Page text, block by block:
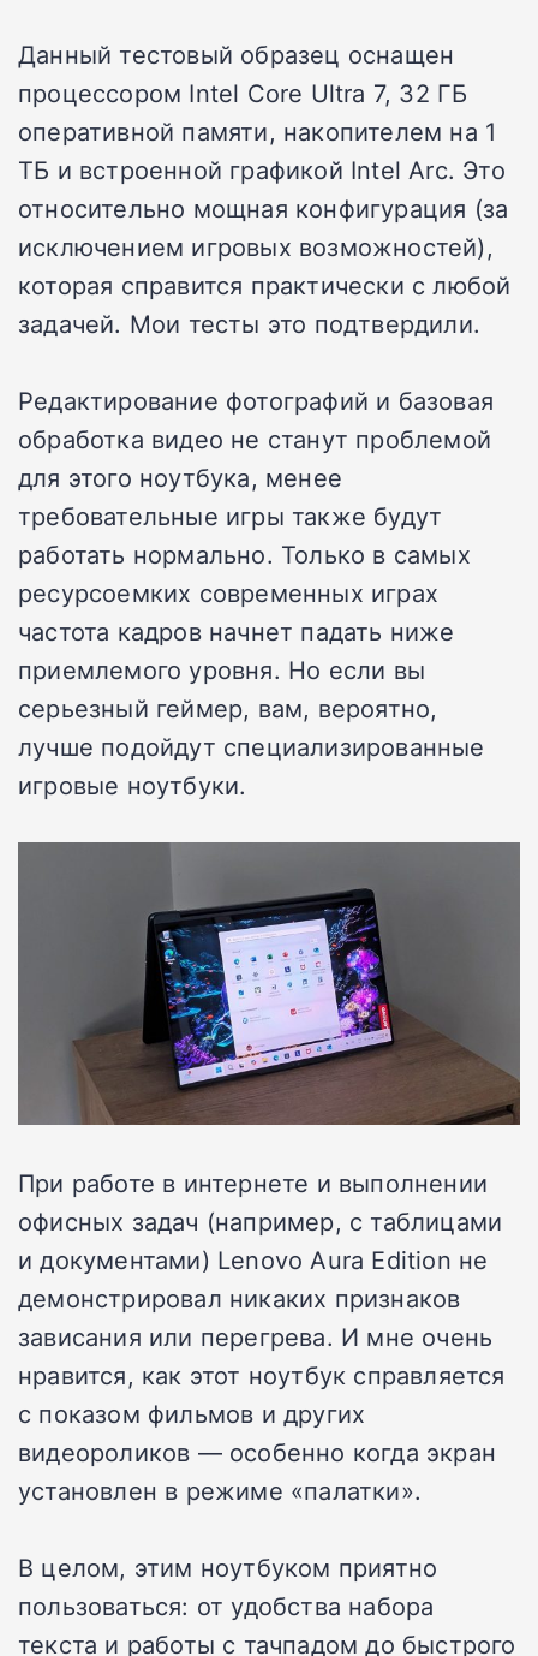
Данный тестовый образец оснащен
процессором Intel Core Ultra 7, 32 ГБ
оперативной памяти, накопителем на 1
ТБ и встроенной графикой Intel Arc. Это
относительно мощная конфигурация (за
исключением игровых возможностей),
которая справится практически с любой
задачей. Мои тесты это подтвердили.
Редактирование фотографий и базовая
обработка видео не станут проблемой
для этого ноутбука, менее
требовательные игры также будут
работать нормально. Только в самых
ресурсоемких современных играх
частота кадров начнет падать ниже
приемлемого уровня. Но если вы
серьезный геймер, вам, вероятно,
лучше подойдут специализированные
игровые ноутбуки.
При работе в интернете и выполнении
офисных задач (например, с таблицами
и документами) Lenovo Aura Edition не
демонстрировал никаких признаков
зависания или перегрева. И мне очень
нравится, как этот ноутбук справляется
с показом фильмов и других
видеороликов — особенно когда экран
установлен в режиме «палатки».
В целом, этим ноутбуком приятно
пользоваться: от удобства набора
текста и работы с тачпадом до быстрого